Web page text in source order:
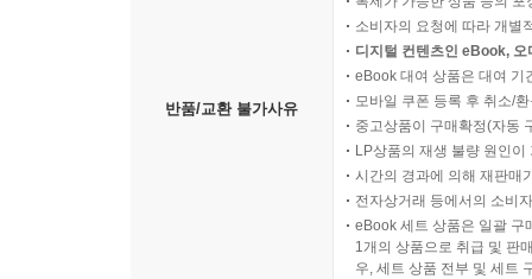
반품/교환 불가사유
소비자의 요청에 따라 개별
디지털 컨텐츠인 eBook,
eBook 대여 상품은 대여 기
모바일 쿠폰 등록 후 취소/
중고상품이 구매확정(자동
LP상품의 재생 불량 원인
시간의 경과에 의해 재판매
전자상거래 등에서의 소비
eBook 세트 상품은 일괄 구
1개의 상품으로 취급 및 판
우, 세트 상품 전부 및 세트